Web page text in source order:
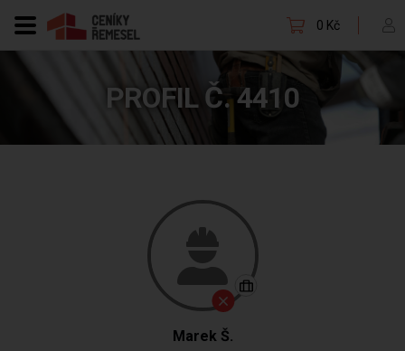
0 Kč
PROFIL Č. 4410
Marek Š.